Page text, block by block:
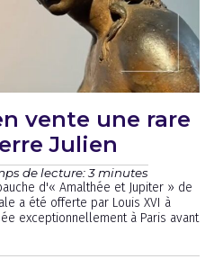
vente une rare
Julien
de lecture: 3 minutes
d'« Amalthée et Jupiter » de
a été offerte par Louis XVI à
exceptionnellement à Paris avant